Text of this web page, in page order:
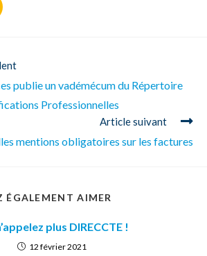
publie un vadémécum du Répertoire
Professionnelles
Article suivant
mentions obligatoires sur les factures
ÉGALEMENT AIMER
plus DIRECCTE !
12 février 2021